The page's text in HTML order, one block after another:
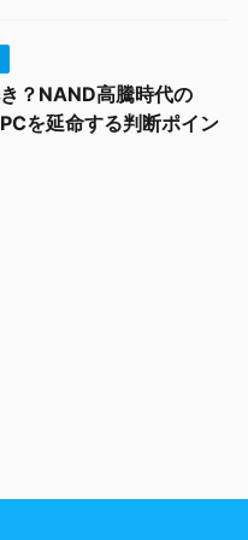
？NAND高騰時代の
を延命する判断ポイン